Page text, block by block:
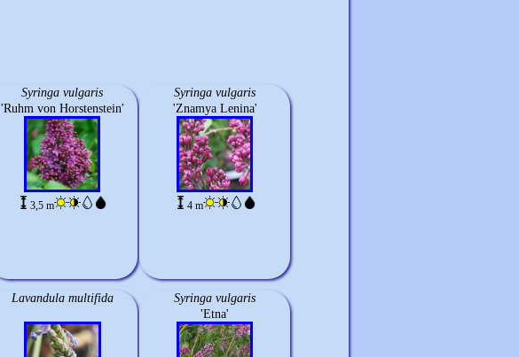
Syringa vulgaris
'Ruhm von Horstenstein'
3,5 m
Syringa vulgaris
'Znamya Lenina'
4 m
Lavandula multifida
Syringa vulgaris
'Etna'